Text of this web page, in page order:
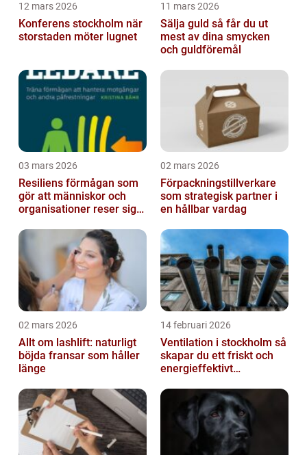
12 mars 2026
Konferens stockholm när
storstaden möter lugnet
11 mars 2026
Sälja guld så får du ut
mest av dina smycken
och guldföremål
03 mars 2026
Resiliens förmågan som
gör att människor och
organisationer reser sig
02 mars 2026
Förpackningstillverkare
som strategisk partner i
en hållbar vardag
02 mars 2026
Allt om lashlift: naturligt
böjda fransar som håller
länge
14 februari 2026
Ventilation i stockholm så
skapar du ett friskt och
energieffektivt